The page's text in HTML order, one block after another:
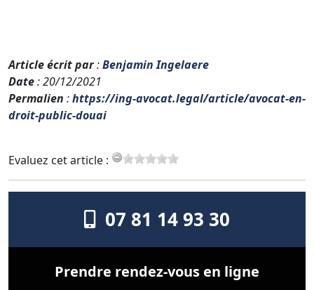
Article écrit par:Benjamin Ingelaere
Date: 20/12/2021
Permalien :https://ing-avocat.legal/article/avocat-en-
droit-public-douai
Evaluez cet article :
07 81 14 93 30
Prendre rendez-vous en ligne